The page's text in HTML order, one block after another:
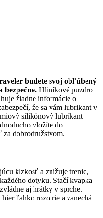
budete svoj obľúbený
Hliníkové puzdro
žiadne informácie o
že sa vám lubrikant v
silikónový lubrikant
vložíte do
dobrodružstvom.
klzkosť a znižuje trenie,
dotyku. Stačí kvapka
aj hrátky v sprche.
ľahko rozotrie a zanechá